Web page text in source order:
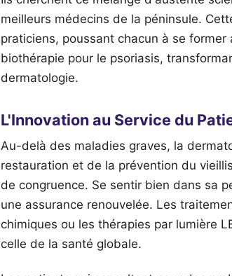
meilleurs médecins de la péninsule.
praticiens, poussant chacun à se
biothérapie pour le psoriasis,
dermatologie.
L'Innovation au Service du
Au-delà des maladies graves, la
restauration et de la prévention du
de congruence. Se sentir bien dans sa
une assurance renouvelée. Les
chimiques ou les thérapies par lumière
celle de la santé globale.